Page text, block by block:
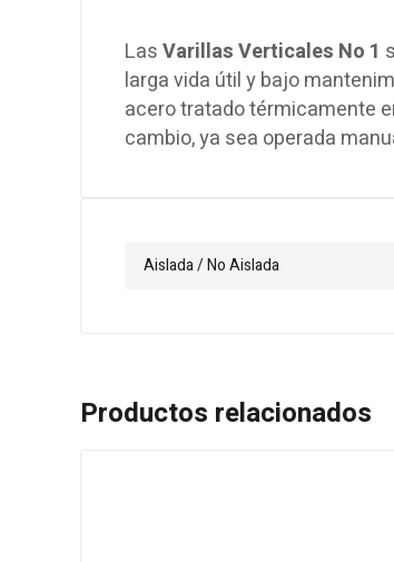
LasVarillas Verticales No 1
larga vida útil y bajo
acero tratado térmicamente
cambio, ya sea operada
Aislada / No Aislada
Productos relacionados